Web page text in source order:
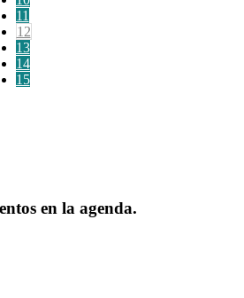
11
12
13
14
15
en la agenda.